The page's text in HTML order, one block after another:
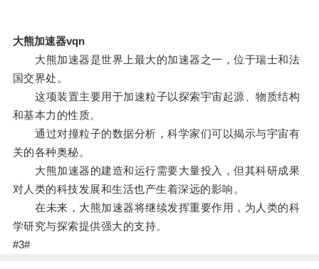
大熊加速器vqn
大熊加速器是世界上最大的加速器之一，位于瑞士和法
国交界处。
这项装置主要用于加速粒子以探索宇宙起源、物质结构
和基本力的性质。
通过对撞粒子的数据分析，科学家们可以揭示与宇宙有
关的各种奥秘。
大熊加速器的建造和运行需要大量投入，但其科研成果
对人类的科技发展和生活也产生着深远的影响。
在未来，大熊加速器将继续发挥重要作用，为人类的科
学研究与探索提供强大的支持。
#3#